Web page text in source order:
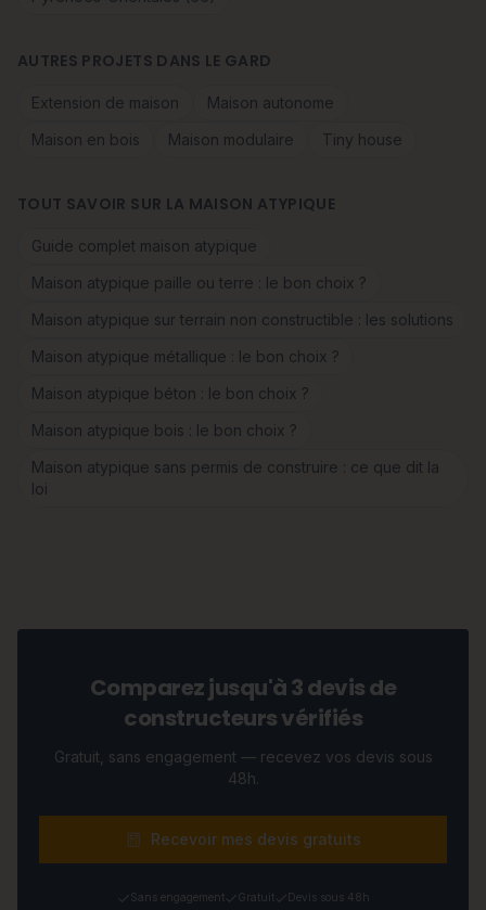
AUTRES PROJETS DANS LE GARD
Extension de maison
Maison autonome
Maison en bois
Maison modulaire Tiny house
TOUT SAVOIR SUR LA MAISON ATYPIQUE
Guide complet maison atypique
Maison atypique paille ou terre : le bon choix ?
Maison atypique sur terrain non constructible : les solutions
Maison atypique métallique : le bon choix ?
Maison atypique béton : le bon choix ?
Maison atypique bois : le bon choix ?
Maison atypique sans permis de construire : ce que dit la
loi
Comparez jusqu'à 3 devis de
constructeurs vérifiés
Gratuit, sans engagement — recevez vos devis sous
48h.
Recevoir mes devis gratuits
Sans engagement Gratuit Devis sous 48h